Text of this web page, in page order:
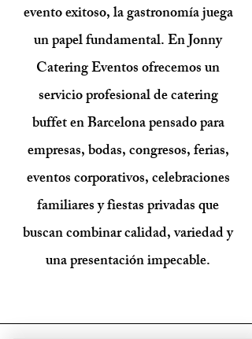
evento exitoso, la gastronomía juega
un papel fundamental. En Jonny
Catering Eventos ofrecemos un
servicio profesional de catering
buffet en Barcelona pensado para
empresas, bodas, congresos, ferias,
eventos corporativos, celebraciones
familiares y fiestas privadas que
buscan combinar calidad, variedad y
una presentación impecable.